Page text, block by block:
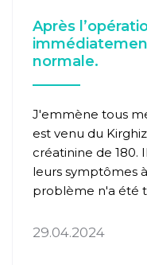
Après
normale.
J'emmène tous
est venu du
créatinine de
leurs symptômes
problème n'a été t
29.04.2024